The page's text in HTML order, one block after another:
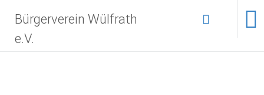
Bürgerverein Wülfrath
e.V.